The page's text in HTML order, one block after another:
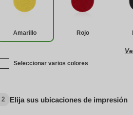
Amarillo Rojo
Seleccionar varios colores
2 Elija sus ubicaciones de impresión